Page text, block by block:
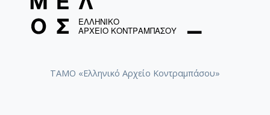
ΤΑΜΟ «Ελληνικό Αρχείο Κοντραμπάσου»